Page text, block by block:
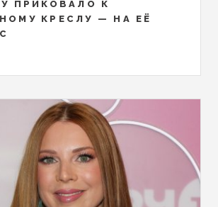
ПРИКОВАЛО К
КРЕСЛУ — НА ЕЁ